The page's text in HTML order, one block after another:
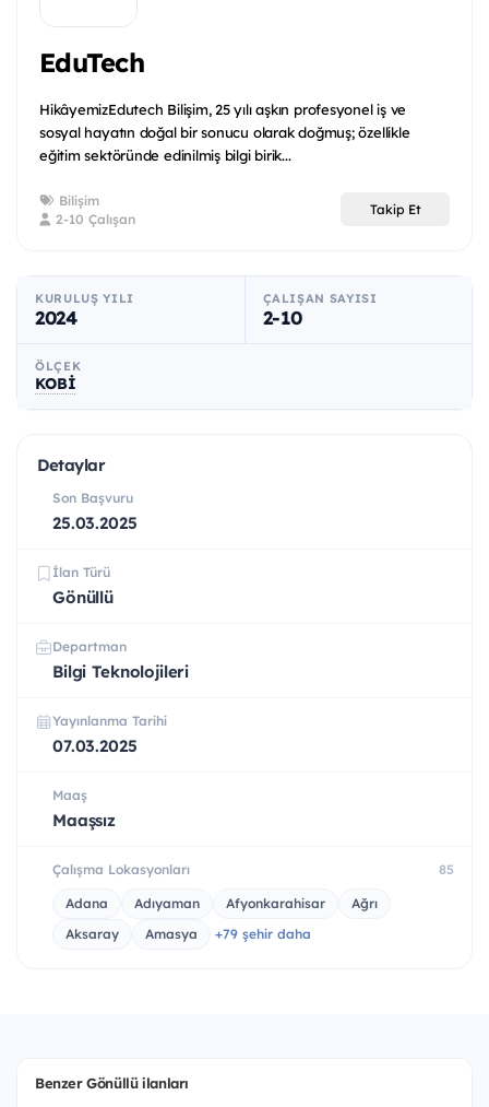
EduTech
Hikâyemiz​Edutech Bilişim, 25 yılı aşkın profesyonel iş ve
sosyal hayatın doğal bir sonucu olarak doğmuş; özellikle
eğitim sektöründe edinilmiş bilgi birik...
Bilişim
2-10 Çalışan
Takip Et
KURULUŞ YILI
2024
ÇALIŞAN SAYISI
2-10
ÖLÇEK
KOBİ
Detaylar
Son Başvuru
25.03.2025
İlan Türü
Gönüllü
Departman
Bilgi Teknolojileri
Yayınlanma Tarihi
07.03.2025
Maaş
Maaşsız
Çalışma Lokasyonları 85
Adana Adıyaman Afyonkarahisar
Ağrı
Aksaray
Amasya +79 şehir daha
Benzer Gönüllü ilanları